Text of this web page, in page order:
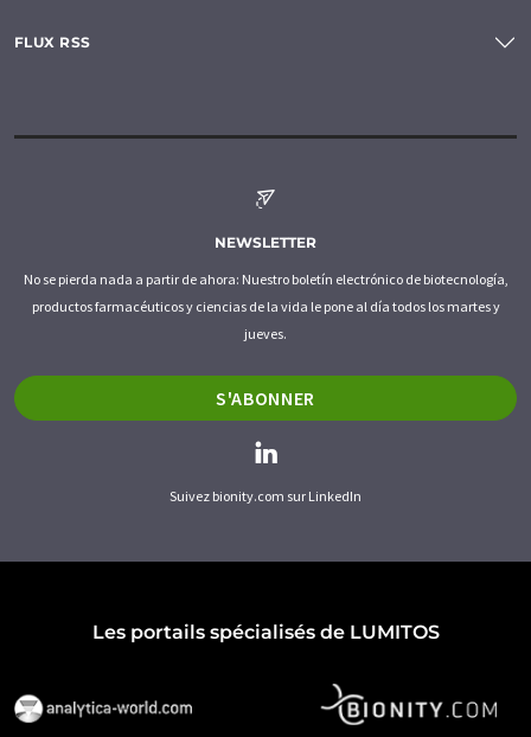
FLUX RSS
NEWSLETTER
No se pierda nada a partir de ahora: Nuestro boletín electrónico de biotecnología,
productos farmacéuticos y ciencias de la vida le pone al día todos los martes y
jueves.
S'ABONNER
Suivez bionity.com sur LinkedIn
Les portails spécialisés de LUMITOS